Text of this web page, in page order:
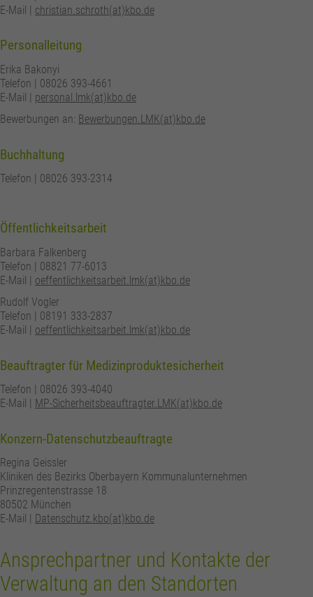
E-Mail | christian.schroth(at)kbo.de
Personalleitung
Erika Bakonyi
Telefon | 08026 393-4661
E-Mail | personal.lmk(at)kbo.de
Bewerbungen an: Bewerbungen.LMK(at)kbo.de
Buchhaltung
Telefon | 08026 393-2314
Öffentlichkeitsarbeit
Barbara Falkenberg
Telefon | 08821 77-6013
E-Mail | oeffentlichkeitsarbeit.lmk(at)kbo.de
Rudolf Vogler
Telefon | 08191 333-2837
E-Mail | oeffentlichkeitsarbeit.lmk(at)kbo.de
Beauftragter für Medizinproduktesicherheit
Telefon | 08026 393-4040
E-Mail | MP-Sicherheitsbeauftragter.LMK(at)kbo.de
Konzern-Datenschutzbeauftragte
Regina Geissler
Kliniken des Bezirks Oberbayern Kommunalunternehmen
Prinzregentenstrasse 18
80502 München
E-Mail |
Datenschutz.kbo(at)kbo.de
Ansprechpartner und Kontakte der
Verwaltung an den Standorten
Zweck
verwendet.
Name _gat_UA_161657597_7
Anbieter
Zweck
Wird verwendet, um die Anforderungsrate zu
drosseln.